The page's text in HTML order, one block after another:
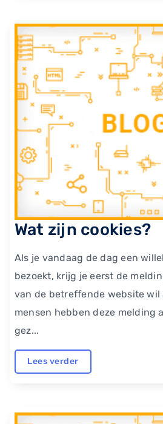
Wat zijn cookies?
Als je vandaag de dag een
bezoekt, krijg je eerst de
van de betreffende website wil
mensen hebben deze melding
gez...
Lees verder